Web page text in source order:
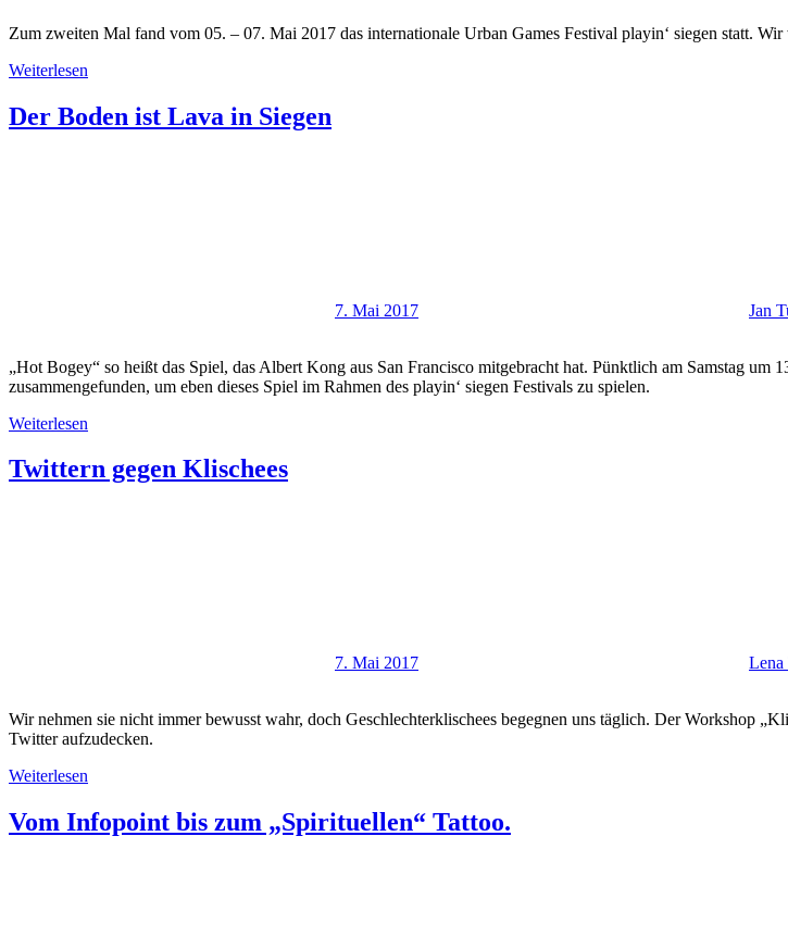
Zum zweiten Mal fand vom 05. – 07. Mai 2017 das internationale Urban Games Festival playin‘ siegen statt.
Weiterlesen
Der Boden ist Lava in Siegen
7. Mai 2017 Jan
„Hot Bogey“ so heißt das Spiel, das Albert Kong aus San Francisco mitgebracht hat. Pünktlich am Samstag
zusammengefunden, um eben dieses Spiel im Rahmen des playin‘ siegen Festivals zu spielen.
Weiterlesen
Twittern gegen Klischees
7. Mai 2017 Lena
Wir nehmen sie nicht immer bewusst wahr, doch Geschlechterklischees begegnen uns täglich. Der Workshop
Twitter aufzudecken.
Weiterlesen
Vom Infopoint bis zum „Spirituellen“ Tattoo.